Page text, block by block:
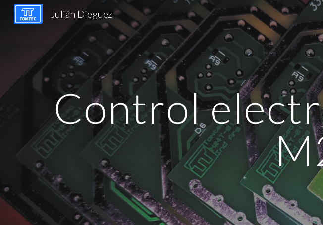
Skip to main content
Julián Dieguez
Control